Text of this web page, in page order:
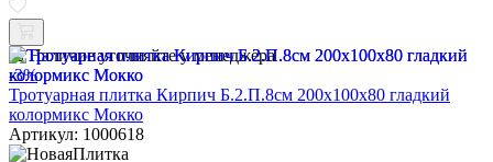
Наличие уточняйте у менеджера
-3%
Тротуарная плитка Кирпич Б.2.П.8см 200х100х80 гладкий
колормикс Мокко
Артикул: 1000618